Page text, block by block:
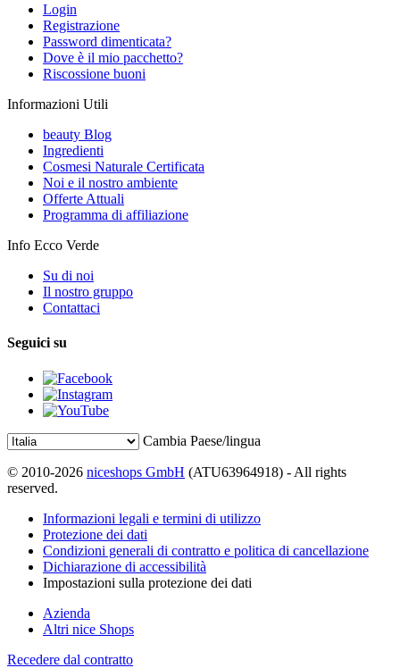
Login
Registrazione
Password dimenticata?
Dove è il mio pacchetto?
Riscossione buoni
Informazioni Utili
beauty Blog
Ingredienti
Cosmesi Naturale Certificata
Noi e il nostro ambiente
Offerte Attuali
Programma di affiliazione
Info Ecco Verde
Su di noi
Il nostro gruppo
Contattaci
Seguici su
Cambia Paese/lingua
© 2010-2026 niceshops GmbH (ATU63964918) - All rights
reserved.
Informazioni legali e termini di utilizzo
Protezione dei dati
Condizioni generali di contratto e politica di cancellazione
Dichiarazione di accessibilità
Impostazioni sulla protezione dei dati
Azienda
Altri nice Shops
Recedere dal contratto